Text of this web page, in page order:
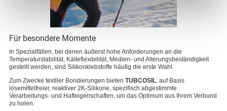
Für besondere Momente
In Spezialfällen, bei denen äußerst hohe Anforderungen an die
Temperaturstabilität, Kälteflexibilität, Medien- und Alterungsbeständigkeit
gestellt werden, sind Silikonklebstoffe häufig die erste Wahl.
Zum Zwecke textiler Bondierungen bieten TUBCOSIL, auf Basis
lösemittelfreier, reaktiver 2K-Silikone, spezifisch abgestimmte
Verarbeitungs- und Hafteigenschaften, um das Optimum aus Ihrem Verbund
zu holen.